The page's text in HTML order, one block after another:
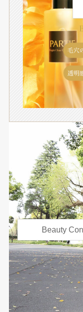
Beauty